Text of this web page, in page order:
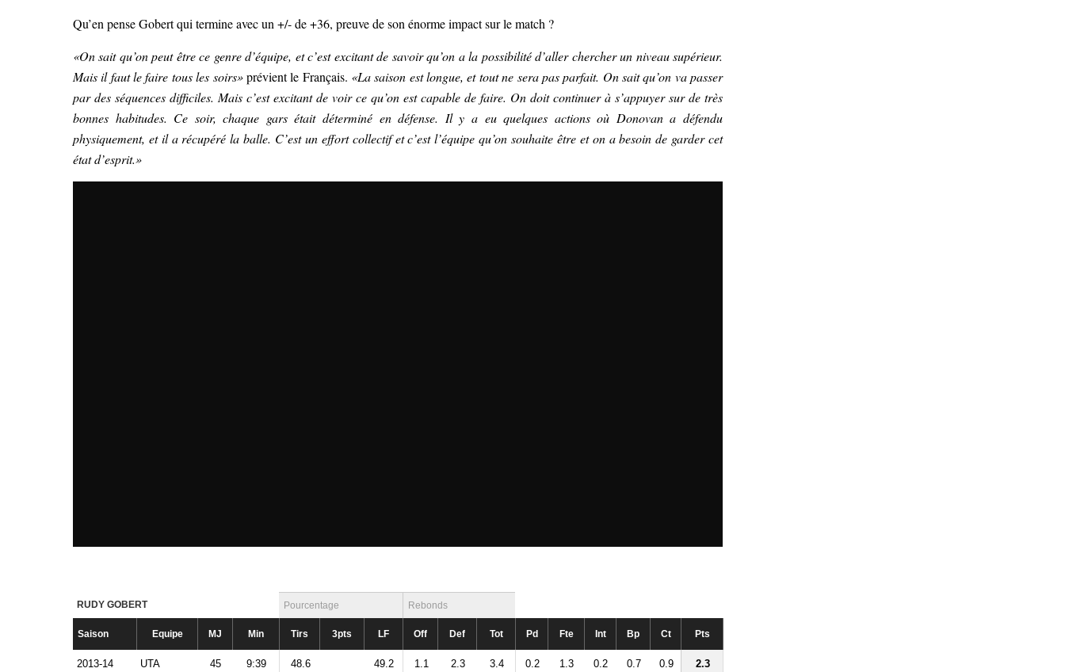
Qu’en pense Gobert qui termine avec un +/- de +36, preuve de son énorme impact sur le match ?
«On sait qu’on peut être ce genre d’équipe, et c’est excitant de savoir qu’on a la possibilité d’aller chercher un niveau supérieur.
Mais il faut le faire tous les soirs»prévient le Français. «La saison est longue, et tout ne sera pas parfait. On sait qu’on va passer
par des séquences difficiles. Mais c’est excitant de voir ce qu’on est capable de faire. On doit continuer à s’appuyer sur de très
bonnes habitudes. Ce soir, chaque gars était déterminé en défense. Il y a eu quelques actions où Donovan a défendu
physiquement, et il a récupéré la balle. C’est un effort collectif et c’est l’équipe qu’on souhaite être et on a besoin de garder cet
état d’esprit.»
RUDY GOBERT Pourcentage Rebonds
Saison Equipe MJ Min Tirs 3pts LF Off Def Tot Pd Fte Int Bp Ct Pts
2013-14 UTA 45 9:39 48.6 49.2 1.1 2.3 3.4 0.2 1.3 0.2 0.7 0.9 2.3